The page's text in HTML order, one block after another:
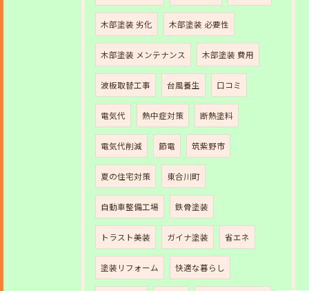
木部塗装 劣化 木部塗装 必要性
木部塗装 メンテナンス 木部塗装 費用
波板取替工事 台風養生 口コミ
電気代 熱中症対策 断熱塗料
電気代削減 節電 筑紫野市
夏の住宅対策 東合川町
自動車整備工場 鉄骨塗装
トラスト美装 ガイナ塗装 省エネ
塗装リフォーム 快適な暮らし